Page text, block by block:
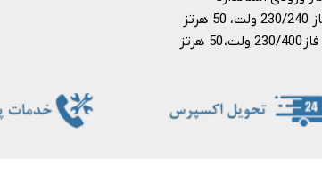
50 هرتز